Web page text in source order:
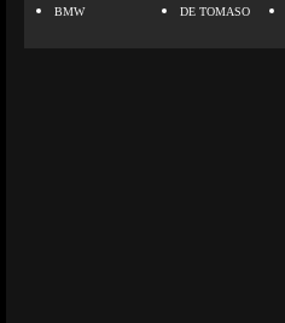
BMW
DE TOMASO